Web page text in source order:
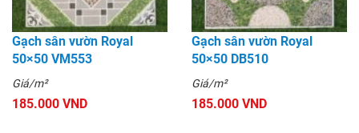
Gạch sân vườn Royal
50×50 VM553
Giá/m²
185.000 VND
Gạch sân vườn Royal
50×50 DB510
Giá/m²
185.000 VND